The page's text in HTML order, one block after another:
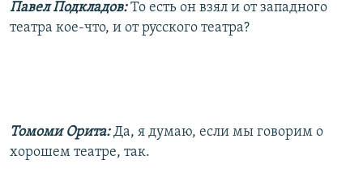
Павел Подкладов:То есть он взял и от западного
театра кое-что, и от русского театра?
Томоми Орита:Да, я думаю, если мы говорим о
хорошем театре, так.